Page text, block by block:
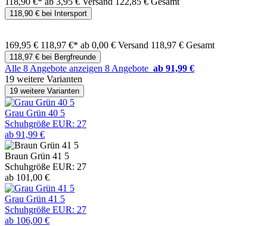
118,90 € bei Intersport
169,95 € 118,97 €* ab 0,00 € Versand 118,97 € Gesamt
118,97 € bei Bergfreunde
Alle 8 Angebote anzeigen 8 Angebote ab 91,99 €
19 weitere Varianten
19 weitere Varianten
Grau Grün 40 5
Schuhgröße EUR: 27
ab 91,99 €
Braun Grün 41 5
Schuhgröße EUR: 27
ab 101,00 €
Grau Grün 41 5
Schuhgröße EUR: 27
ab 106,00 €